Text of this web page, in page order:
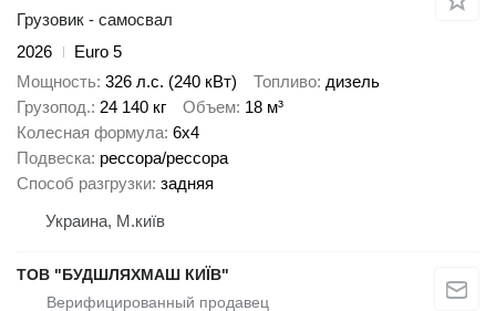
Грузовик - самосвал
2026
Euro 5
Мощность 326 л.с. (240 кВт) Топливо дизель
Грузопод. 24 140 кг Объем 18 м³
Колесная формула 6x4
Подвеска рессора/рессора
Способ разгрузки задняя
Украина, М.київ
ТОВ "БУДШЛЯХМАШ КИЇВ"